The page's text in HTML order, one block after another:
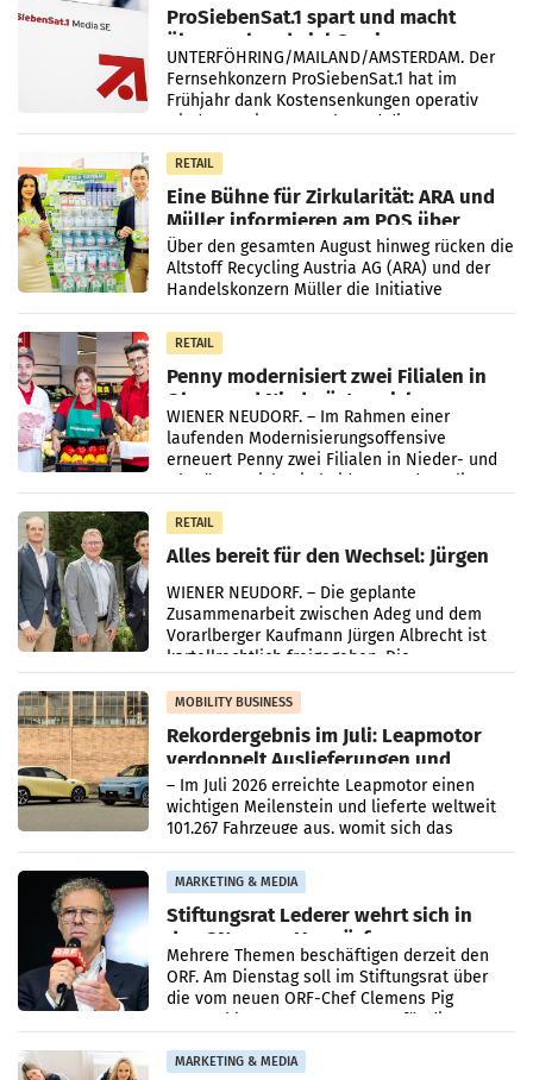
ProSiebenSat.1 spart und macht
überraschend viel Gewinn
UNTERFÖHRING/MAILAND/AMSTERDAM. Der
Fernsehkonzern ProSiebenSat.1 hat im
Frühjahr dank Kostensenkungen operativ
wieder Gewinn gemacht und die
RETAIL
Eine Bühne für Zirkularität: ARA und
Müller informieren am POS über
Kreislauffähigkeit
Über den gesamten August hinweg rücken die
Altstoff Recycling Austria AG (ARA) und der
Handelskonzern Müller die Initiative
„Kreislauf-Helden“ in allen österreichischen
Müller-Filialen
RETAIL
Penny modernisiert zwei Filialen in
Ober- und Niederösterreich
WIENER NEUDORF. – Im Rahmen einer
laufenden Modernisierungsoffensive
erneuert Penny zwei Filialen in Nieder- und
Oberösterreich. Die beiden Standorte liegen
RETAIL
Alles bereit für den Wechsel: Jürgen
Albrecht setzt ab 1.1.2027 auf Adeg
WIENER NEUDORF. – Die geplante
Zusammenarbeit zwischen Adeg und dem
Vorarlberger Kaufmann Jürgen Albrecht ist
kartellrechtlich freigegeben: Die
Bundeswettbewerbsbehörde und der
Bundeskartellanwalt
MOBILITY BUSINESS
Rekordergebnis im Juli: Leapmotor
verdoppelt Auslieferungen und
überschreitet die 100.000er-Marke
– Im Juli 2026 erreichte Leapmotor einen
wichtigen Meilenstein und lieferte weltweit
101.267 Fahrzeuge aus, womit sich das
Ergebnis gegenüber Juli 2025 mehr als
verdoppelte (+102
MARKETING & MEDIA
Stiftungsrat Lederer wehrt sich in
den SN gegen Vorwürfe
Mehrere Themen beschäftigen derzeit den
ORF. Am Dienstag soll im Stiftungsrat über
die vom neuen ORF-Chef Clemens Pig
vorgeschlagenen Besetzungen für die
MARKETING & MEDIA